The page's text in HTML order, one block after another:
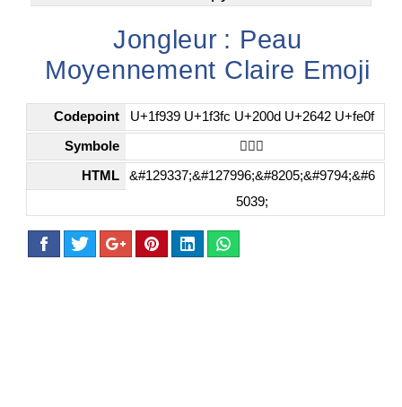
Jongleur : Peau
Moyennement Claire Emoji
Codepoint U+1f939 U+1f3fc U+200d U+2642 U+fe0f
Symbole 🤹🏼‍♂️
HTML
&#129337;&#127996;&#8205;&#9794;&#6
5039;